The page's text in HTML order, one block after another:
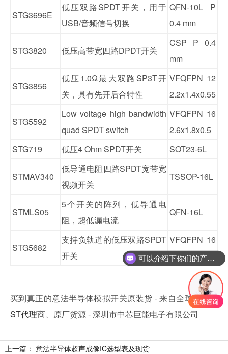
STG3696E
低压双路SPDT开关，用于
USB/音频信号切换
QFN-10L P
0.4 mm
STG3820 低压高带宽四路DPDT开关
CSP P 0.4
mm
STG3856
低压1.0Ω最大双路SP3T开
关，具有先开后合特性
VFQFPN 12
2.2x1.4x0.55
STG5592
Low voltage high bandwidth
quad SPDT switch
VFQFPN 16
2.6x1.8x0.5
STG719
低压4 Ohm SPDT开关 SOT23-6L
STMAV340
低导通电阻四路SPDT宽带宽
视频开关
TSSOP-16L
STMLS05
5个开关的阵列，低导通电
阻，超低漏电流
QFN-16L
STG5682
支持负轨道的低压双路SPDT
开关
VFQFPN 16
2.6x1.8x0.55
买到真正的意法半导体模拟开关原装货 - 来自全球授权的
ST代理商、原厂货源 - 深圳市中芯巨能电子有限公司
上一篇： 意法半导体超声成像IC选型表及现货
可以介绍下你们的产品么